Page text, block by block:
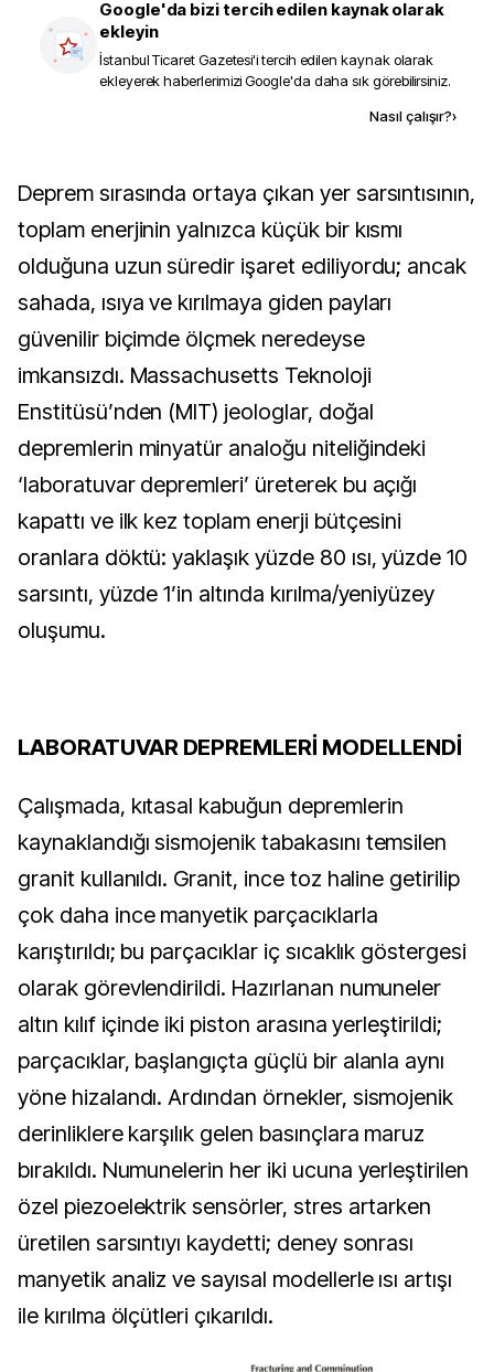
Google'da bizi tercih edilen kaynak olarak
ekleyin
İstanbul Ticaret Gazetesi'i tercih edilen kaynak olarak
ekleyerek haberlerimizi Google'da daha sık görebilirsiniz.
Nasıl çalışır?›
Deprem sırasında ortaya çıkan yer sarsıntısının,
toplam enerjinin yalnızca küçük bir kısmı
olduğuna uzun süredir işaret ediliyordu; ancak
sahada, ısıya ve kırılmaya giden payları
güvenilir biçimde ölçmek neredeyse
imkansızdı. Massachusetts Teknoloji
Enstitüsü’nden (MIT) jeologlar, doğal
depremlerin minyatür analoğu niteliğindeki
‘laboratuvar depremleri’ üreterek bu açığı
kapattı ve ilk kez toplam enerji bütçesini
oranlara döktü: yaklaşık yüzde 80 ısı, yüzde 10
sarsıntı, yüzde 1’in altında kırılma/yeniyüzey
oluşumu.
LABORATUVAR DEPREMLERİ MODELLENDİ
Çalışmada, kıtasal kabuğun depremlerin
kaynaklandığı sismojenik tabakasını temsilen
granit kullanıldı. Granit, ince toz haline getirilip
çok daha ince manyetik parçacıklarla
karıştırıldı; bu parçacıklar iç sıcaklık göstergesi
olarak görevlendirildi. Hazırlanan numuneler
altın kılıf içinde iki piston arasına yerleştirildi;
parçacıklar, başlangıçta güçlü bir alanla aynı
yöne hizalandı. Ardından örnekler, sismojenik
derinliklere karşılık gelen basınçlara maruz
bırakıldı. Numunelerin her iki ucuna yerleştirilen
özel piezoelektrik sensörler, stres artarken
üretilen sarsıntıyı kaydetti; deney sonrası
manyetik analiz ve sayısal modellerle ısı artışı
ile kırılma ölçütleri çıkarıldı.